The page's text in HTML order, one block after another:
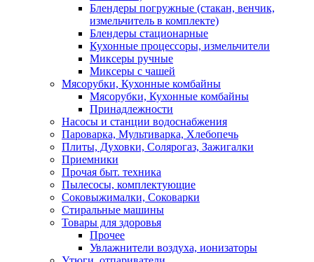
Блендеры погружные (стакан, венчик,
измельчитель в комплекте)
Блендеры стационарные
Кухонные процессоры, измельчители
Миксеры ручные
Миксеры с чашей
Мясорубки, Кухонные комбайны
Мясорубки, Кухонные комбайны
Принадлежности
Насосы и станции водоснабжения
Пароварка, Мультиварка, Хлебопечь
Плиты, Духовки, Солярогаз, Зажигалки
Приемники
Прочая быт. техника
Пылесосы, комплектующие
Соковыжималки, Соковарки
Стиральные машины
Товары для здоровья
Прочее
Увлажнители воздуха, ионизаторы